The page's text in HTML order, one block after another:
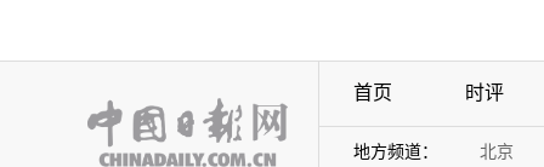
首页 时评
地方频道： 北京